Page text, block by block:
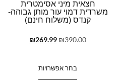
חצאית מיני אסימטרית
משרדית דמוי עור מותן גבוהה-
קנדס (משלוח חינם)
₪390.00
₪269.99
בחר אפשרויות